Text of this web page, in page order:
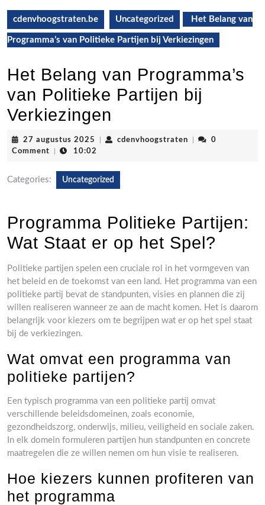
cdenvhoogstraten.be Uncategorized Het Belang van
Programma’s van Politieke Partijen bij Verkiezingen
Het Belang van Programma’s
van Politieke Partijen bij
Verkiezingen
27 augustus 2025 27
augustus
cdenvhoogstraten cdenvhoogstraten
0
Comment
10:02
Categories: Uncategorized
Programma Politieke Partijen:
Wat Staat er op het Spel?
Politieke partijen spelen een cruciale rol in het vormgeven van
het beleid en de toekomst van een land. Het programma van een
politieke partij bevat de standpunten, visies en plannen die zij
willen realiseren wanneer ze aan de macht komen. Het is daarom
belangrijk voor kiezers om te begrijpen wat er op het spel staat
bij de verkiezingen.
Wat omvat een programma van
politieke partijen?
Een typisch programma van een politieke partij omvat
verschillende beleidsdomeinen, zoals economie,
gezondheidszorg, onderwijs, milieu, veiligheid en sociale zaken.
In elk domein formuleren partijen hun standpunten en concrete
maatregelen die ze willen nemen om hun visie te realiseren.
Hoe kiezers kunnen profiteren van
het programma